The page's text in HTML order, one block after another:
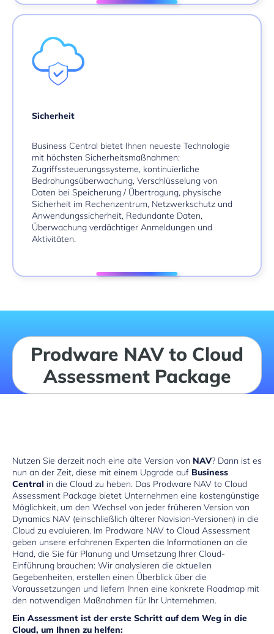
Sicherheit
Business Central bietet Ihnen neueste Technologie
mit höchsten Sicherheitsmaßnahmen:
Zugriffssteuerungssysteme, kontinuierliche
Bedrohungsüberwachung, Verschlüsselung von
Daten bei Speicherung / Übertragung, physische
Sicherheit im Rechenzentrum, Netzwerkschutz und
Anwendungssicherheit, Redundante Daten,
Überwachung verdächtiger Anmeldungen und
Aktivitäten.
Prodware NAV to Cloud
Assessment Package
Nutzen Sie derzeit noch eine alte Version von NAV? Dann ist es
nun an der Zeit, diese mit einem Upgrade auf Business
Central in die Cloud zu heben. Das Prodware NAV to Cloud
Assessment Package bietet Unternehmen eine kostengünstige
Möglichkeit, um den Wechsel von jeder früheren Version von
Dynamics NAV (einschließlich älterer Navision-Versionen) in die
Cloud zu evaluieren. Im Prodware NAV to Cloud Assessment
geben unsere erfahrenen Experten die Informationen an die
Hand, die Sie für Planung und Umsetzung Ihrer Cloud-
Einführung brauchen: Wir analysieren die aktuellen
Gegebenheiten, erstellen einen Überblick über die
Voraussetzungen und liefern Ihnen eine konkrete Roadmap mit
den notwendigen Maßnahmen für Ihr Unternehmen.
Ein Assessment ist der erste Schritt auf dem Weg in die
Cloud, um Ihnen zu helfen: